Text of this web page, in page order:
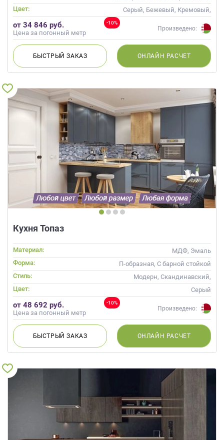
Цвет:
Серый, Бежевый, Кремовый,
Капучино
-10%
от 34 846 руб.
Цена за погонный метр
Произведено:
БЫСТРЫЙЗАКАЗ ОНЛАЙН РАСЧЕТ
Кухня Топаз
Материал:
МДФ, Эмаль
Форма:
П-образная, С барной стойкой
Стиль:
Модерн, Скандинавский,
Неоклассика, Современные
Цвет: Серый
-10%
от 48 692 руб.
Цена за погонный метр
Произведено:
БЫСТРЫЙЗАКАЗ ОНЛАЙН РАСЧЕТ